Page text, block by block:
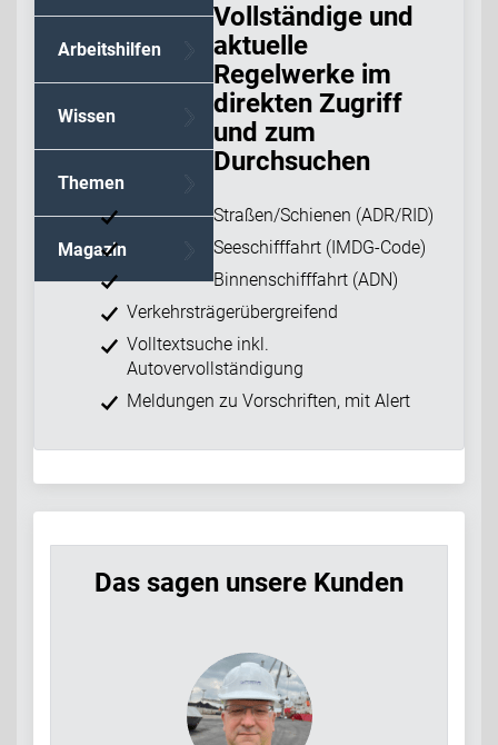
Arbeitshilfen
Wissen
Themen
Magazin
Vollständige und
aktuelle
Regelwerke im
direkten Zugriff
und zum
Durchsuchen
Straßen/Schienen (ADR/RID)
Seeschifffahrt (IMDG-Code)
Binnenschifffahrt (ADN)
Verkehrsträgerübergreifend
Volltextsuche inkl.
Autovervollständigung
Meldungen zu Vorschriften, mit Alert
Das sagen unsere Kunden